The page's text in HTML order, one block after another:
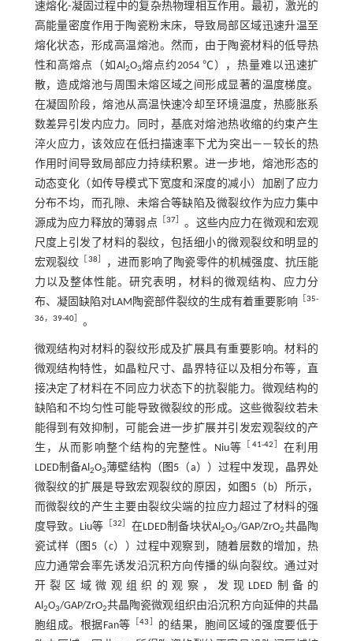
速熔化-凝固过程中的复杂热物理相互作用。最初，激光的
高能量密度作用于陶瓷粉末床，导致局部区域迅速升温至
熔化状态，形成高温熔池。然而，由于陶瓷材料的低导热
性和高熔点（如Al2O3熔点约2054 ℃），热量难以迅速扩
散，造成熔池与周围未熔区域之间形成显著的温度梯度。
在凝固阶段，熔池从高温快速冷却至环境温度，热膨胀系
数差异引发内应力。同时，基底对熔池热收缩的约束产生
淬火应力，该效应在低扫描速率下尤为突出——较长的热
作用时间导致局部应力持续积累。进一步地，熔池形态的
动态变化（如传导模式下宽度和深度的减小）加剧了应力
分布不均，而孔隙、未熔合等缺陷及微裂纹作为应力集中
源成为应力释放的薄弱点
37］ 。这些内应力在微观和宏观
尺度上引发了材料的裂纹，包括细小的微观裂纹和明显的
宏观裂纹
38
，进而影响了陶瓷零件的机械强度、抗压能
力以及整体性能。研究表明，材料的微观结构、应力分
布、凝固缺陷对LAM陶瓷部件裂纹的生成有着重要影响
［35-
36， 39-40］ 。
微观结构对材料的裂纹形成及扩展具有重要影响。材料的
微观结构特性，如晶粒尺寸、晶界特征以及相分布等，直
接决定了材料在不同应力状态下的抗裂能力。微观结构的
缺陷和不均匀性可能导致微裂纹的形成。这些微裂纹若未
能得到有效抑制，可能会进一步扩展并引发宏观裂纹的产
生，从而影响整个结构的完整性。Niu等
41-42
在利用
LDED制备Al2O3薄壁结构（ 图5 （a））过程中发现，晶界处
微裂纹的扩展是导致宏观裂纹的原因，如 图5（b）所示，
而微裂纹的产生主要由裂纹尖端的拉应力超过了材料的强
度导致。Liu等
32 在LDED制备块状Al2O3/GAP/ZrO2共晶陶
瓷试样（ 图5（c））过程中观察到，随着层数的增加，热
应力通常会率先诱发沿沉积方向传播的纵向裂纹。通过对
开裂区域微观组织的观察，发现LDED制备的
Al2O3/GAP/ZrO2共晶陶瓷微观组织由沿沉积方向延伸的共晶
胞组成。根据Fan等 ［43
的结果，胞间区域的强度要低于